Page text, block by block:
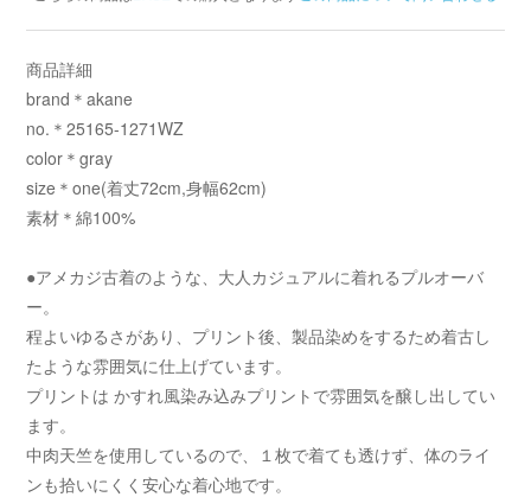
商品詳細
brand＊akane
no.＊25165-1271WZ
color＊gray
size＊one(着丈72cm,身幅62cm)
素材＊綿100%
●アメカジ古着のような、大人カジュアルに着れるプルオーバ
ー。
程よいゆるさがあり、プリント後、製品染めをするため着古し
たような雰囲気に仕上げています。
プリントは かすれ風染み込みプリントで雰囲気を醸し出してい
ます。
中肉天竺を使用しているので、１枚で着ても透けず、体のライ
ンも拾いにくく安心な着心地です。